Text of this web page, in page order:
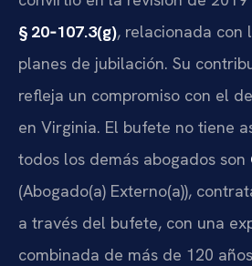
§ 20‑107.3(g), relacionada con
planes de jubilación. Su
refleja un compromiso con el
en Virginia. El bufete no tiene
todos los demás abogados son
(Abogado(a) Externo(a)),
a través del bufete, con una
combinada de más de 120